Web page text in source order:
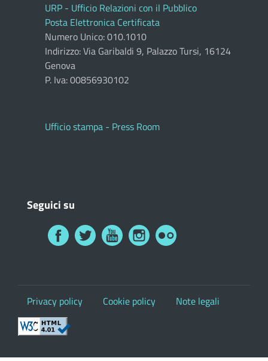
URP - Ufficio Relazioni con il Pubblico
Posta Elettronica Certificata
Numero Unico: 010.1010
Indirizzo: Via Garibaldi 9, Palazzo Tursi, 16124
Genova
P. Iva: 00856930102
Ufficio stampa - Press Room
Seguici su
Privacy policy Cookie policy Note legali